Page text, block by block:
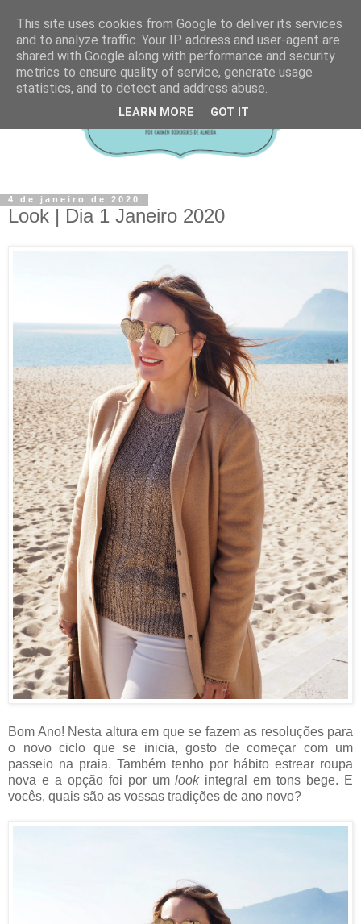
4 de janeiro de 2020
Look | Dia 1 Janeiro 2020
Bom Ano! Nesta altura em que se fazem as resoluções para
o novo ciclo que se inicia, gosto de começar com um
passeio na praia. Também tenho por hábito estrear roupa
nova e a opção foi por umlookintegral em tons bege. E
vocês, quais são as vossas tradições de ano novo?
This site uses cookies from Google to deliver its services
and to analyze traffic. Your IP address and user-agent are
shared with Google along with performance and security
metrics to ensure quality of service, generate usage
statistics, and to detect and address abuse.
LEARN MORE GOT IT